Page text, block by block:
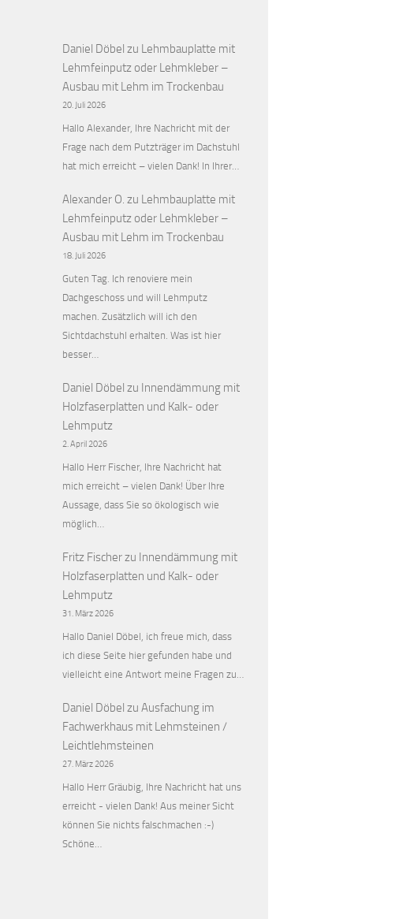
Daniel Döbel zu Lehmbauplatte mit
Lehmfeinputz oder Lehmkleber –
Ausbau mit Lehm im Trockenbau
20. Juli 2026
Hallo Alexander, Ihre Nachricht mit der
Frage nach dem Putzträger im Dachstuhl
hat mich erreicht – vielen Dank! In Ihrer…
Alexander O. zu Lehmbauplatte mit
Lehmfeinputz oder Lehmkleber –
Ausbau mit Lehm im Trockenbau
18. Juli 2026
Guten Tag. Ich renoviere mein
Dachgeschoss und will Lehmputz
machen. Zusätzlich will ich den
Sichtdachstuhl erhalten. Was ist hier
besser…
Daniel Döbel zu Innendämmung mit
Holzfaserplatten und Kalk- oder
Lehmputz
2. April 2026
Hallo Herr Fischer, Ihre Nachricht hat
mich erreicht – vielen Dank! Über Ihre
Aussage, dass Sie so ökologisch wie
möglich…
Fritz Fischerzu Innendämmung mit
Holzfaserplatten und Kalk- oder
Lehmputz
31. März 2026
Hallo Daniel Döbel, ich freue mich, dass
ich diese Seite hier gefunden habe und
vielleicht eine Antwort meine Fragen zu…
Daniel Döbel zu Ausfachung im
Fachwerkhaus mit Lehmsteinen /
Leichtlehmsteinen
27. März 2026
Hallo Herr Gräubig, Ihre Nachricht hat uns
erreicht - vielen Dank! Aus meiner Sicht
können Sie nichts falschmachen :-)
Schöne…